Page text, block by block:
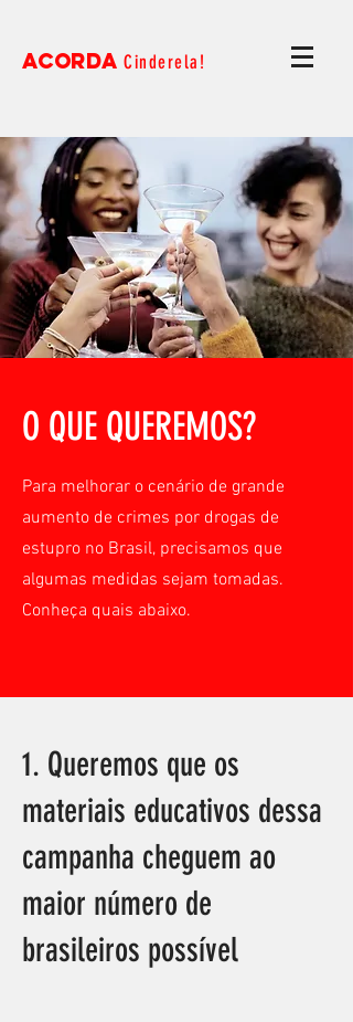
ACORDACinderela!
O QUE QUEREMOS?
Para melhorar o cenário de grande
aumento de crimes por drogas de
estupro no Brasil, precisamos que
algumas medidas sejam tomadas.
Conheça quais abaixo.
1. Queremos que os
materiais educativos dessa
campanha cheguem ao
maior número de
brasileiros possível